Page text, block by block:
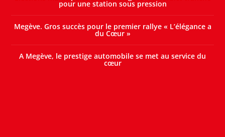
pour une station sous pression
Megève. Gros succès pour le premier rallye « L’élégance a
du Cœur »
A Megève, le prestige automobile se met au service du
cœur